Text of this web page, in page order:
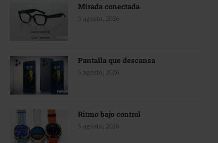
Mirada conectada
5 agosto, 2026
Pantalla que descansa
5 agosto, 2026
Ritmo bajo control
5 agosto, 2026